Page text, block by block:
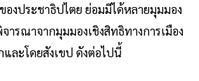
องประชาธิปไตย ย่อมมีได้หลายมุมมอง
ารณาจากมุมมองเชิงสิทธิทางการเมือง
ละโดยสังเขป ดังต่อไปนี้